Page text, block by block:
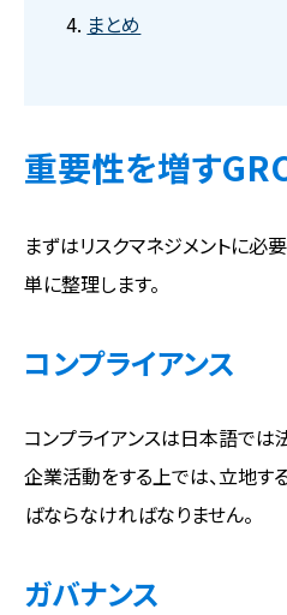
まとめ
重要性を増す
まずはリスクマネジメントに必
単に整理します。
コンプライアンス
コンプライアンスは日本語では
企業活動をする上では、立地
ばならなければなりません。
ガバナンス